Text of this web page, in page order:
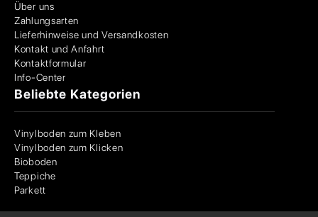
Über uns
Zahlungsarten
Lieferhinweise und Versandkosten
Kontakt und Anfahrt
Kontaktformular
Info-Center
Beliebte Kategorien
Vinylboden zum Kleben
Vinylboden zum Klicken
Bioboden
Teppiche
Parkett